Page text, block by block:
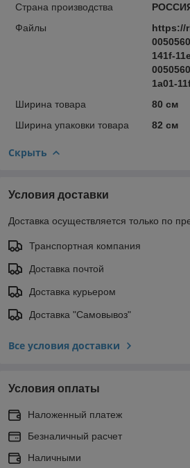
Страна производства
Файлы
https://
141f-
1a01-
Ширина товара
80 см
Ширина упаковки товара
82 см
Скрыть
Условия доставки
Доставка осуществляется только по
Транспортная компания
Доставка почтой
Доставка курьером
Доставка "Самовывоз"
Все условия доставки
Условия оплаты
Наложенный платеж
Безналичный расчет
Наличными